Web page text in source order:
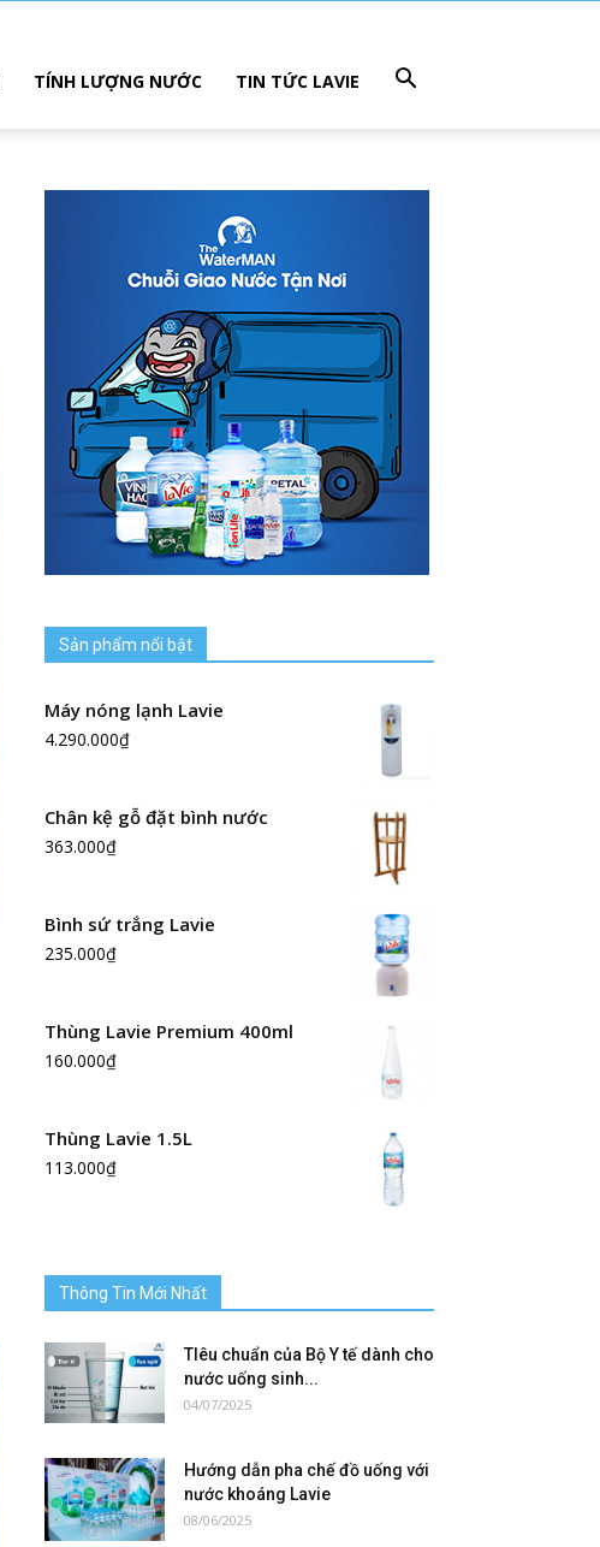
TÍNH LƯỢNG NƯỚC TIN TỨC LAVIE
Sản phẩm nổi bật
Máy nóng lạnh Lavie
4.290.000₫
Chân kệ gỗ đặt bình nước
363.000₫
Bình sứ trắng Lavie
235.000₫
Thùng Lavie Premium 400ml
160.000₫
Thùng Lavie 1.5L
113.000₫
Thông Tin Mới Nhất
TIêu chuẩn của Bộ Y tế dành cho
nước uống sinh...
04/07/2025
Hướng dẫn pha chế đồ uống với
nước khoáng Lavie
08/06/2025